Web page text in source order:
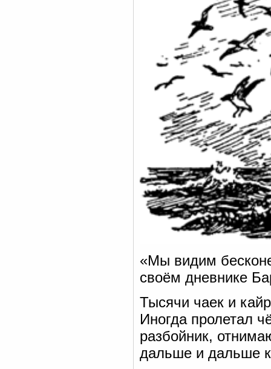
«Мы видим
своём дневнике
Тысячи чаек и
Иногда пролетал
разбойник,
дальше и дальше к